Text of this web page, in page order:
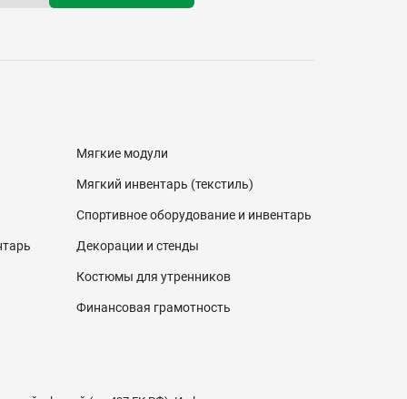
Мягкие модули
Мягкий инвентарь (текстиль)
Спортивное оборудование и инвентарь
Декорации и стенды
Костюмы для утренников
Финансовая грамотность